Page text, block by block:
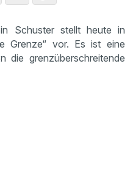
Schuster stellt heute in
Grenze“ vor. Es ist eine
die grenzüberschreitende